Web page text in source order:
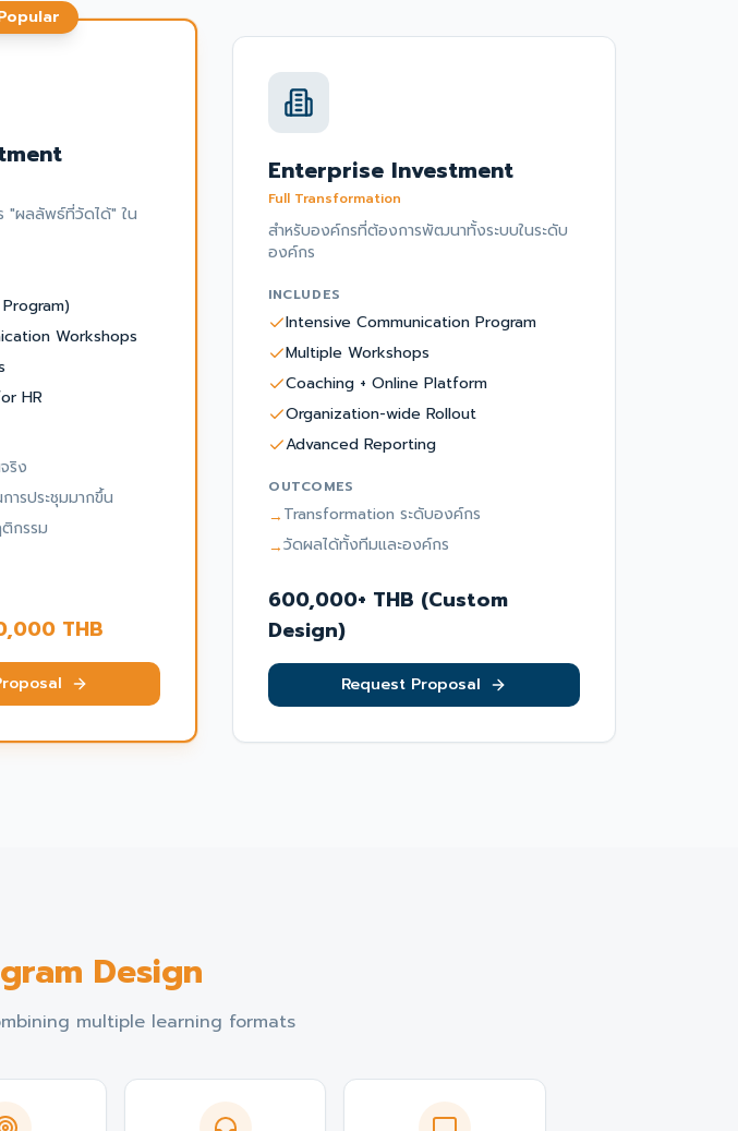
"ผลลัพธ์ที่วัดได้" ใน
Workshops
HR
ริง
ารประชุมมากขึ้น
กรรม
THB
Enterprise Investment
Full Transformation
สำหรับองค์กรที่ต้องการพัฒนาทั้งระบบในระดับ
องค์กร
INCLUDES
Intensive Communication Program
Multiple Workshops
Coaching + Online Platform
Organization-wide Rollout
Advanced Reporting
OUTCOMES
→Transformation ระดับองค์กร
→วัดผลได้ทั้งทีมและองค์กร
600,000+ THB (Custom
Design)
Request Proposal
Design
multiple learning formats